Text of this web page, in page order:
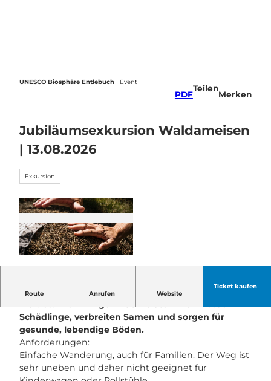
UNESCO Biosphäre Entlebuch Event
PDF
Teilen
Merken
Jubiläumsexkursion Waldameisen
| 13.08.2026
Exkursion
Route Anrufen Website
Ticket kaufen
Entdecken Sie die unermüdlichen Heldinnen des
Waldes! Die winzigen Baumeisterinnen fressen
Schädlinge, verbreiten Samen und sorgen für
gesunde, lebendige Böden.
Anforderungen:
Einfache Wanderung, auch für Familien. Der Weg ist
sehr uneben und daher nicht geeignet für